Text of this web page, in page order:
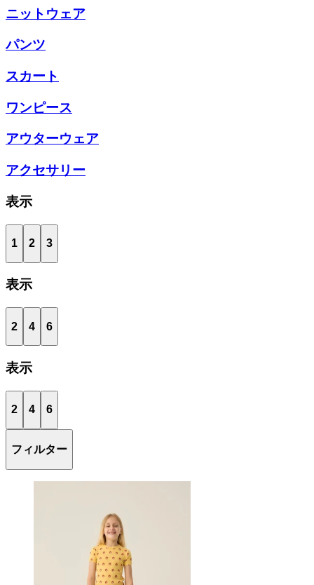
ニットウェア
パンツ
スカート
ワンピース
アウターウェア
アクセサリー
表示
1 2 3
表示
2 4 6
表示
2 4 6
フィルター